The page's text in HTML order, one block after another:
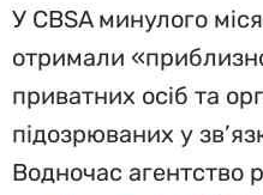
У CBSA минулого
отримали
приватних осіб та
підозрюваних у
Водночас агентство